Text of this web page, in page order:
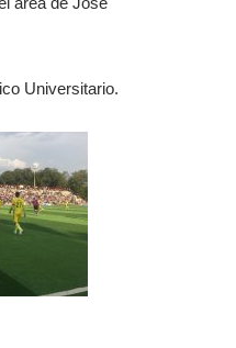
Universitario.